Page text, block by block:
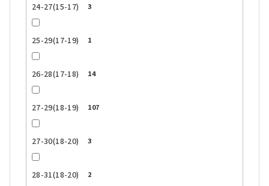
24-27(15-17) 3
25-29(17-19) 1
26-28(17-18) 14
27-29(18-19) 107
27-30(18-20) 3
28-31(18-20) 2